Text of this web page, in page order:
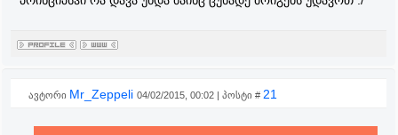
ავტორი Mr_Zeppeli 04/02/2015, 00:02 | პოსტი # 21